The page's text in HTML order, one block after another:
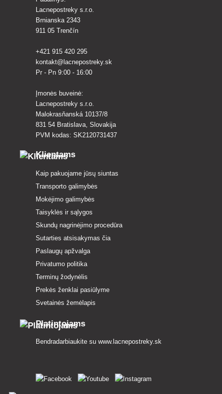
Lacnepostreky s.r.o.
Brnianska 2343
911 05 Trenčín
+421 915 420 295
kontakt@lacnepostreky.sk
Pr - Pn 9:00 - 16:00
Įmonės buveinė:
Lacnepostreky s.r.o.
Malokrasňanská 10137/8
831 54 Bratislava, Slovakija
PVM kodas: SK2120731437
Klientams
Kaip pakuojame jūsų siuntas
Transporto galimybės
Mokėjimo galimybės
Taisyklės ir sąlygos
Skundų nagrinėjimo procedūra
Sutarties atsisakymas čia
Paslaugų apžvalga
Privatumo politika
Terminų žodynėlis
Prekės ženklai pasiūlyme
Svetainės žemėlapis
Platintojams
Bendradarbiaukite su www.lacnepostreky.sk